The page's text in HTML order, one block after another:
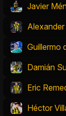
Javier
Guillermo
Damián
Eric
Héctor